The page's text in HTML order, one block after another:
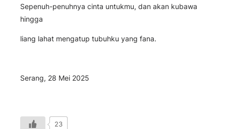
Sepenuh-penuhnya cinta untukmu, dan akan kubawa
hingga
liang lahat mengatup tubuhku yang fana.
Serang, 28 Mei 2025
23